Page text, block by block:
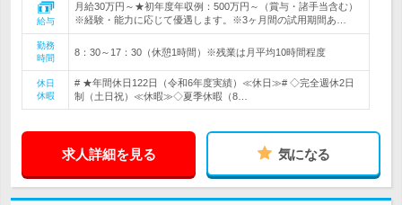
給与
月給30万円～★初年度年収例：500万円～（賞与・諸手当含む）
※経験・能力に応じて優遇します。※3ヶ月間の試用期間あ…
勤務
時間
8：30～17：30（休憩1時間）※残業は月平均10時間程度
休日
休暇
# ★年間休日122日（令和6年度実績）≪休日≫# ◇完全週休2日
制（土日祝）≪休暇≫◇夏季休暇（8…
求人詳細を見る 気になる